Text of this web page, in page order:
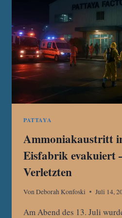
ZWEI
HOHER
PATTAYA
Ammoniakaustritt
Eisfabrik evakuiert
Verletzten
VonDeborah Konfoski Juli 14,
Am Abend des 13. Juli